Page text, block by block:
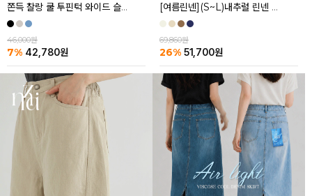
쫀득 찰랑 쿨 투핀턱 와이드 슬랙스
46,000원
7% 42,780원
[여름린넨](S~L)내추럴 린넨 와이드 밴딩 팬츠
69,860원
26% 51,700원